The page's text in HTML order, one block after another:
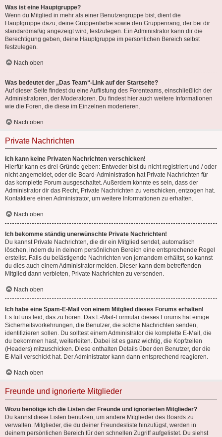
Was ist eine Hauptgruppe?
Wenn du Mitglied in mehr als einer Benutzergruppe bist, dient die
Hauptgruppe dazu, deine Gruppenfarbe sowie den Gruppenrang, der bei dir
standardmäßig angezeigt wird, festzulegen. Ein Administrator kann dir die
Berechtigung geben, deine Hauptgruppe im persönlichen Bereich selbst
festzulegen.
Nach oben
Was bedeutet der „Das Team“-Link auf der Startseite?
Auf dieser Seite findest du eine Auflistung des Forenteams, einschließlich der
Administratoren, der Moderatoren. Du findest hier auch weitere Informationen
wie die Foren, die diese im Einzelnen moderieren.
Nach oben
Private Nachrichten
Ich kann keine Privaten Nachrichten verschicken!
Hierfür kann es drei Gründe geben: Entweder bist du nicht registriert und / oder
nicht angemeldet, oder die Board-Administration hat Private Nachrichten für
das komplette Forum ausgeschaltet. Außerdem könnte es sein, dass der
Administrator dir das Recht, Private Nachrichten zu verschicken, entzogen hat.
Kontaktiere einen Administrator, um weitere Informationen zu erhalten.
Nach oben
Ich bekomme ständig unerwünschte Private Nachrichten!
Du kannst Private Nachrichten, die dir ein Mitglied sendet, automatisch
löschen, indem du in deinem persönlichen Bereich eine entsprechende Regel
erstellst. Falls du belästigende Nachrichten von jemandem erhältst, so kannst
du dies auch einem Administrator melden. Dieser kann dem betreffenden
Mitglied dann verbieten, Private Nachrichten zu versenden.
Nach oben
Ich habe eine Spam-E-Mail von einem Mitglied dieses Forums erhalten!
Es tut uns leid, das zu hören. Das E-Mail-Formular dieses Forums hat einige
Sicherheitsvorkehrungen, die Benutzer, die solche Nachrichten senden,
identifizieren sollen. Du solltest einem Administrator die komplette E-Mail, die
du bekommen hast, weiterleiten. Dabei ist es ganz wichtig, die Kopfzeilen
(Headers) mitzuschicken. Diese enthalten Details über den Benutzer, der die
E-Mail verschickt hat. Der Administrator kann dann entsprechend reagieren.
Nach oben
Freunde und ignorierte Mitglieder
Wozu benötige ich die Listen der Freunde und ignorierten Mitglieder?
Du kannst diese Listen benutzen, um andere Mitglieder des Boards zu
verwalten. Mitglieder, die du deiner Freundesliste hinzufügst, werden in
deinem persönlichen Bereich für den schnellen Zugriff aufgelistet. Du siehst